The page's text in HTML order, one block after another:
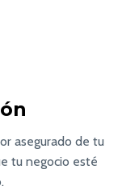
asegurado de tu
tu negocio esté